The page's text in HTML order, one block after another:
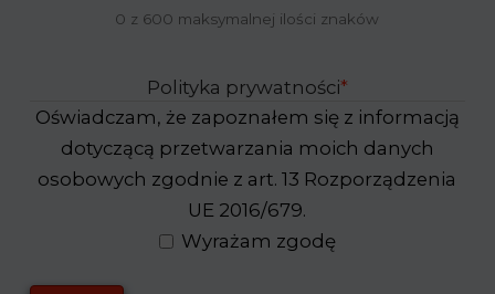
0 z 600 maksymalnej ilości znaków
Polityka prywatności*
Oświadczam, że zapoznałem się z informacją
dotyczącą przetwarzania moich danych
osobowych zgodnie z art. 13 Rozporządzenia
UE 2016/679.
Wyrażam zgodę